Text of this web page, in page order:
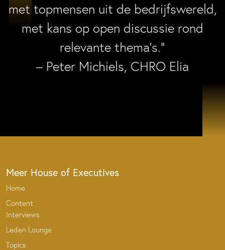
met topmensen uit de bedrijfswereld,
met kans op open discussie rond
relevante thema’s.”
– Peter Michiels, CHRO Elia
Meer House of Executives
Home
Content
Interviews
Leden Lounge
Topics